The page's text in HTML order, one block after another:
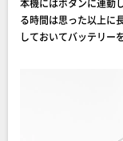
本機にはボタンに連動
る時間は思った以上に
しておいてバッテリー